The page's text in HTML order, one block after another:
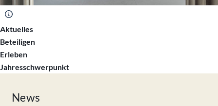
Aktuelles
Beteiligen
Erleben
Jahresschwerpunkt
News